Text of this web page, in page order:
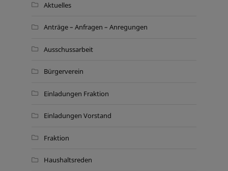
Aktuelles
Anträge – Anfragen – Anregungen
Ausschussarbeit
Bürgerverein
Einladungen Fraktion
Einladungen Vorstand
Fraktion
Haushaltsreden